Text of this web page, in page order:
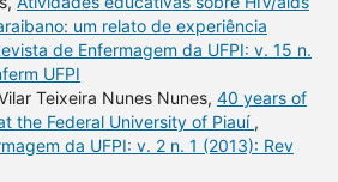
um relato de experiência
de Enfermagem da UFPI: v. 15 n.
UFPI
Teixeira Nunes Nunes, 40 years of
the Federal University of Piauí ,
da UFPI: v. 2 n. 1 (2013): Rev